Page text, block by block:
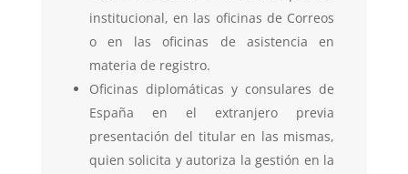
institucional, en las oficinas de Correos
o en las oficinas de asistencia en
materia de registro.
Oficinas diplomáticas y consulares de
España en el extranjero previa
presentación del titular en las mismas,
quien solicita y autoriza la gestión en la